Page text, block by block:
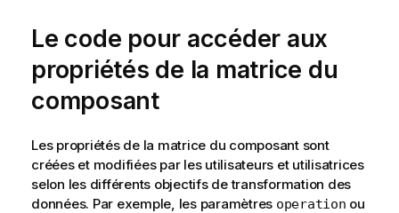
a
i
o
n
Le code pour accéder aux
propriétés de la matrice du
composant
Les propriétés de la matrice du composant sont
créées et modifiées par les utilisateurs et utilisatrices
selon les différents objectifs de transformation des
données. Par exemple, les paramètres operation ou